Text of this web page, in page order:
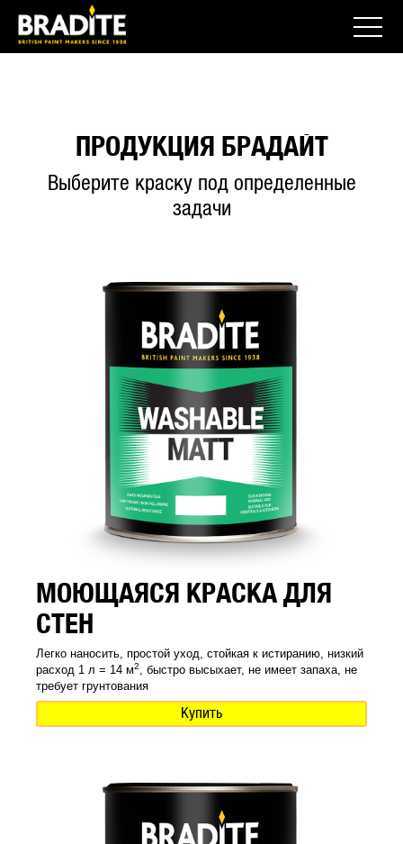
ПРОДУКЦИЯ БРАДАЙТ
Выберите краску под определенные
задачи
МОЮЩАЯСЯ КРАСКА ДЛЯ
СТЕН
Легко наносить, простой уход, стойкая к истиранию, низкий
расход 1 л = 14 м2
, быстро высыхает, не имеет запаха, не
требует грунтования
Купить